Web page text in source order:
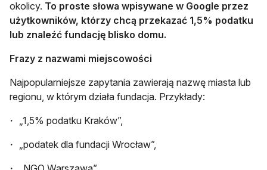
okolicy. To proste słowa wpisywane w Google przez
użytkowników, którzy chcą przekazać 1,5% podatku
lub znaleźć fundację blisko domu.
Frazy z nazwami miejscowości
Najpopularniejsze zapytania zawierają nazwę miasta lub
regionu, w którym działa fundacja. Przykłady:
„1,5% podatku Kraków”,
„podatek dla fundacji Wrocław”,